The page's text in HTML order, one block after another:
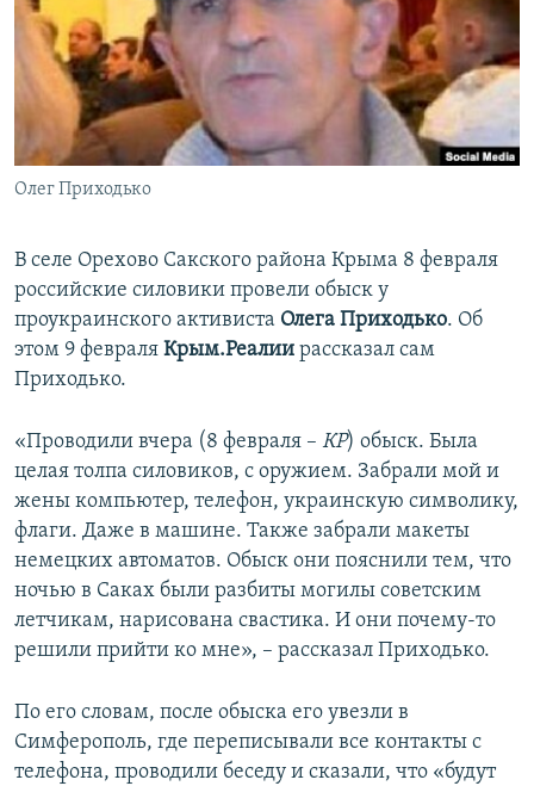
ПОБЕДИТЕЛЕЙ НЕ СУДЯТ?
КРЫМ.НЕПОКОРЕННЫЙ
ELIFBE
УКРАИНСКАЯ ПРОБЛЕМА КРЫМА
ПРИСОЕДИНЯЙТЕСЬ!
Все сайты RFE/RL
Олег Приходько
В селе Орехово Сакского района Крыма 8 февраля
российские силовики провели обыск у
проукраинского активиста Олега Приходько. Об
этом 9 февраля Крым.Реалии рассказал сам
Приходько.
«Проводили вчера (8 февраля – КР) обыск. Была
целая толпа силовиков, с оружием. Забрали мой и
жены компьютер, телефон, украинскую символику,
флаги. Даже в машине. Также забрали макеты
немецких автоматов. Обыск они пояснили тем, что
ночью в Саках были разбиты могилы советским
летчикам, нарисована свастика. И они почему-то
решили прийти ко мне», – рассказал Приходько.
По его словам, после обыска его увезли в
Симферополь, где переписывали все контакты с
телефона, проводили беседу и сказали, что «будут